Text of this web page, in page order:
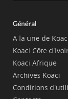
Général
A la une de
Koaci Côte
Koaci Afrique
Archives Koaci
Conditions